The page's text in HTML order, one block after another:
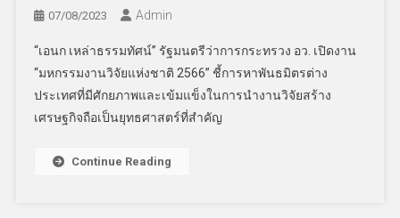
07/08/2023 Admin
“เอนก เหล่าธรรมทัศน์” รัฐมนตรีว่าการกระทรวง อว. เปิดงาน
“มหกรรมงานวิจัยแห่งชาติ 2566” ชี้การหาพันธมิตรต่าง
ประเทศที่มีศักยภาพและเข้มแข็งในการนำงานวิจัยสร้าง
เศรษฐกิจถือเป็นยุทธศาสตร์ที่สำคัญ
Continue Reading